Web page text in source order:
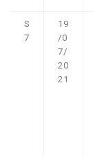
S
7
19
/0
7/
20
21